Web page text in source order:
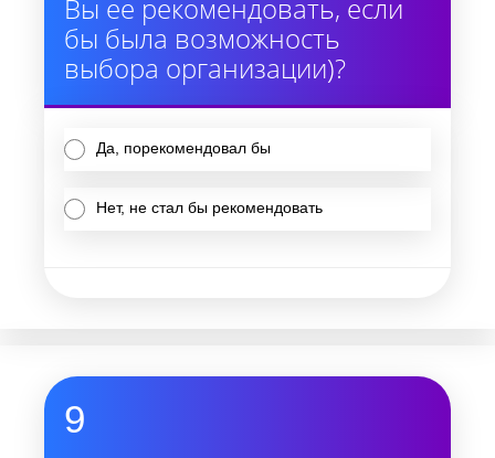
Вы ее рекомендовать, если
бы была возможность
выбора организации)?
Да, порекомендовал бы
Нет, не стал бы рекомендовать
9